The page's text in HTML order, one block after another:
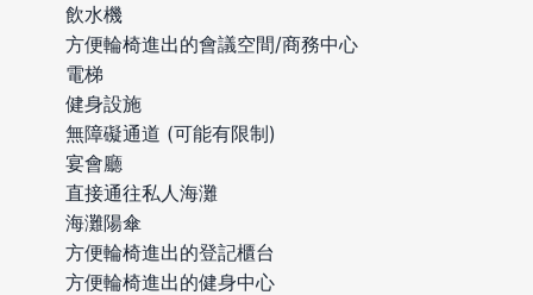
飲水機
方便輪椅進出的會議空間/商務中心
電梯
健身設施
無障礙通道 (可能有限制)
宴會廳
直接通往私人海灘
海灘陽傘
方便輪椅進出的登記櫃台
方便輪椅進出的健身中心